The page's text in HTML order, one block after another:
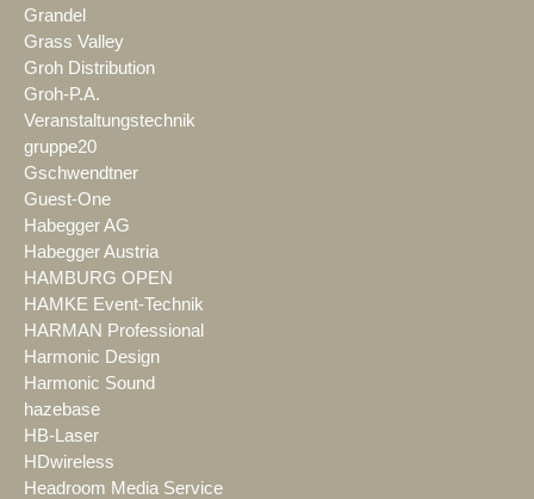
Grandel
Grass Valley
Groh Distribution
Groh-P.A.
Veranstaltungstechnik
gruppe20
Gschwendtner
Guest-One
Habegger AG
Habegger Austria
HAMBURG OPEN
HAMKE Event-Technik
HARMAN Professional
Harmonic Design
Harmonic Sound
hazebase
HB-Laser
HDwireless
Headroom Media Service